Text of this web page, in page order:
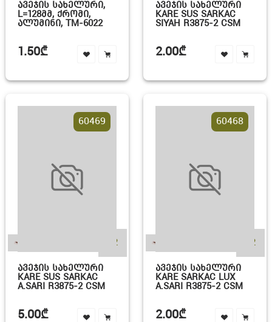
ᲐᲕᲔᲯᲘᲡ ᲡᲐᲮᲔᲚᲣᲠᲘ,
L=128ᲛᲛ, ᲥᲠᲝᲛᲘ,
ᲐᲚᲣᲛᲘᲜᲘ, TM-6022
1.50₾
ᲐᲕᲔᲯᲘᲡ ᲡᲐᲮᲔᲚᲣᲠᲘ
KARE SUS SARKAC
SIYAH R3875-2 CSM
2.00₾
60469
+2
ᲐᲕᲔᲯᲘᲡ ᲡᲐᲮᲔᲚᲣᲠᲘ
KARE SUS SARKAC
A.SARI R3875-2 CSM
5.00₾
60468
+2
ᲐᲕᲔᲯᲘᲡ ᲡᲐᲮᲔᲚᲣᲠᲘ
KARE SARKAC LUX
A.SARI R3875-2 CSM
2.00₾